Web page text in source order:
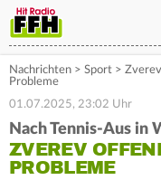
Nachrichten > Sport >
Probleme
01.07.2025, 23:02 Uhr
Nach Tennis-Aus in
ZVEREV
PROBLEME